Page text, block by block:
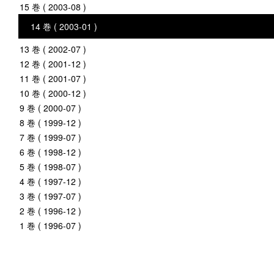
15 巻 ( 2003-08 )
14 巻 ( 2003-01 )
13 巻 ( 2002-07 )
12 巻 ( 2001-12 )
11 巻 ( 2001-07 )
10 巻 ( 2000-12 )
9 巻 ( 2000-07 )
8 巻 ( 1999-12 )
7 巻 ( 1999-07 )
6 巻 ( 1998-12 )
5 巻 ( 1998-07 )
4 巻 ( 1997-12 )
3 巻 ( 1997-07 )
2 巻 ( 1996-12 )
1 巻 ( 1996-07 )